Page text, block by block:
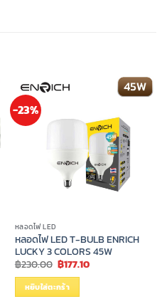
-23%
หลอดไฟ LED
หลอดไฟ LED T-BULB ENRICH
LUCKY 3 COLORS 45W
฿230.00 Original
price
was:
฿230.00.
฿177.10Current
price
หยิบใส่ตะกร้า